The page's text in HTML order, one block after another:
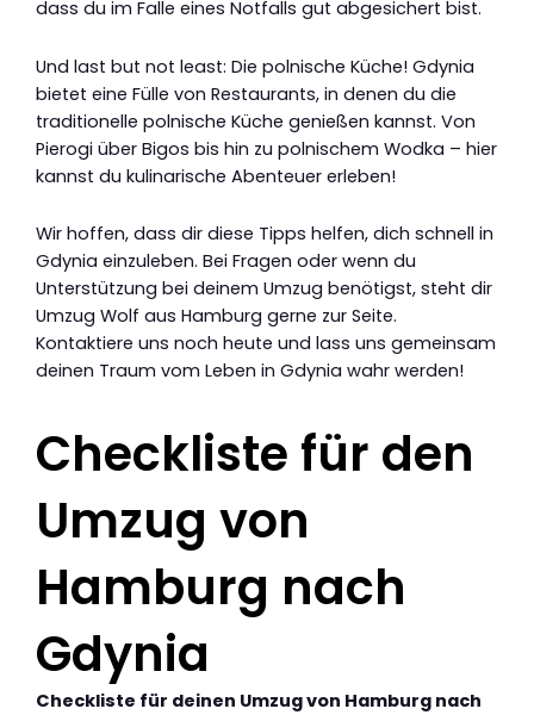
dass du im Falle eines Notfalls gut abgesichert bist.
Und last but not least: Die polnische Küche! Gdynia
bietet eine Fülle von Restaurants, in denen du die
traditionelle polnische Küche genießen kannst. Von
Pierogi über Bigos bis hin zu polnischem Wodka – hier
kannst du kulinarische Abenteuer erleben!
Wir hoffen, dass dir diese Tipps helfen, dich schnell in
Gdynia einzuleben. Bei Fragen oder wenn du
Unterstützung bei deinem Umzug benötigst, steht dir
Umzug Wolf aus Hamburg gerne zur Seite.
Kontaktiere uns noch heute und lass uns gemeinsam
deinen Traum vom Leben in Gdynia wahr werden!
Checkliste für den
Umzug von
Hamburg nach
Gdynia
Checkliste für deinen Umzug von Hamburg nach